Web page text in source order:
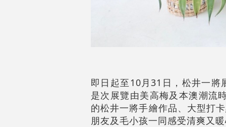
即日起至10月31日，松井一將
是次展覽由美高梅及本澳潮流
的松井一將手繪作品、大型打
朋友及毛小孩一同感受清爽又